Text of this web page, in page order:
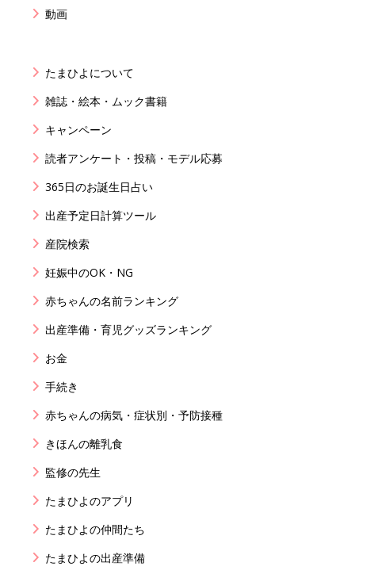
動画
たまひよについて
雑誌・絵本・ムック書籍
キャンペーン
読者アンケート・投稿・モデル応募
365日のお誕生日占い
出産予定日計算ツール
産院検索
妊娠中のOK・NG
赤ちゃんの名前ランキング
出産準備・育児グッズランキング
お金
手続き
赤ちゃんの病気・症状別・予防接種
きほんの離乳食
監修の先生
たまひよのアプリ
たまひよの仲間たち
たまひよの出産準備